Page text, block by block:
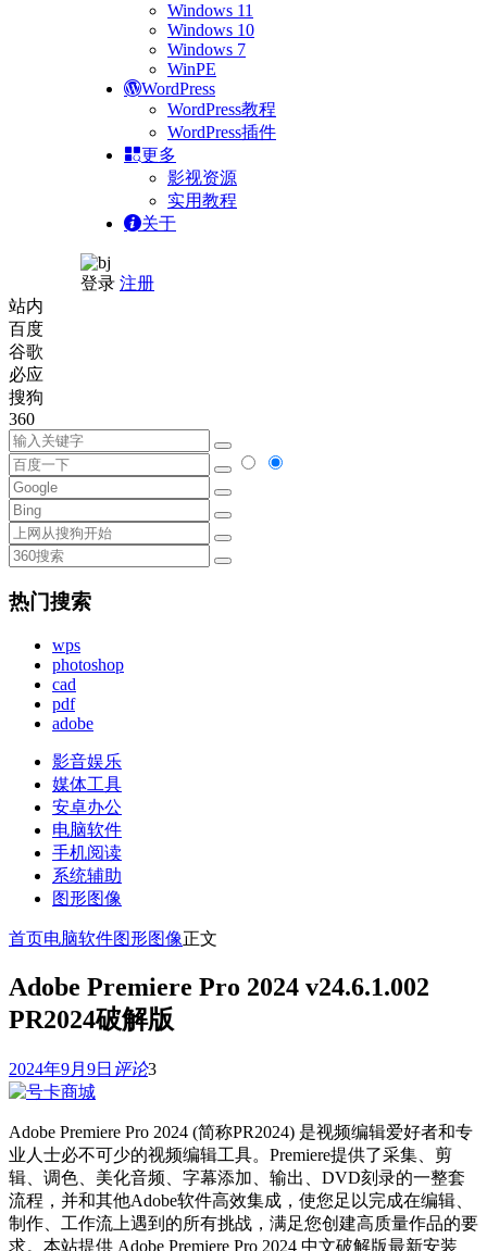
Windows 11
Windows 10
Windows 7
WinPE
WordPress
WordPress教程
WordPress插件
更多
影视资源
实用教程
关于
登录 注册
站内
百度
谷歌
必应
搜狗
360
热门搜索
wps
photoshop
cad
pdf
adobe
影音娱乐
媒体工具
安卓办公
电脑软件
手机阅读
系统辅助
图形图像
首页电脑软件图形图像正文
Adobe Premiere Pro 2024 v24.6.1.002
PR2024破解版
2024年9月9日 评论3
Adobe Premiere Pro 2024 (简称PR2024) 是视频编辑爱好者和专
业人士必不可少的视频编辑工具。Premiere提供了采集、剪
辑、调色、美化音频、字幕添加、输出、DVD刻录的一整套
流程，并和其他Adobe软件高效集成，使您足以完成在编辑、
制作、工作流上遇到的所有挑战，满足您创建高质量作品的要
求。本站提供 Adobe Premiere Pro 2024 中文破解版最新安装